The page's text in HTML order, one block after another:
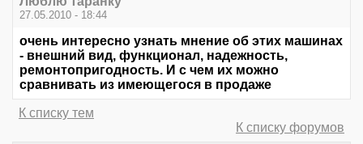
27.05.2010 - 18:44
очень интересно узнать мнение об этих машинах
- внешний вид, функционал, надежность,
ремонтопригодность. И с чем их можно
сравнивать из имеющегося в продаже
К списку тем
К списку форумов